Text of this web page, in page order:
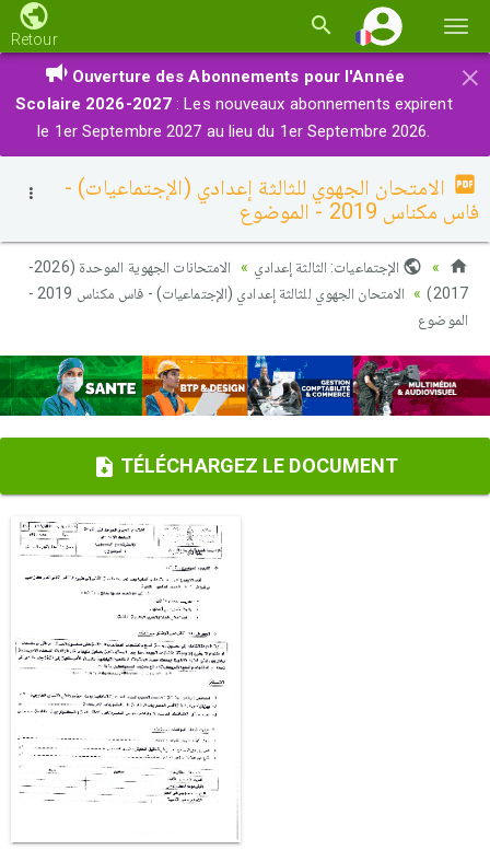
la
Retour
×
Ouverture des Abonnements pour l'Année
Scolaire 2026-2027 : Les nouveaux abonnements expirent
le 1er Septembre 2027 au lieu du 1er Septembre 2026.
الامتحان الجهوي للثالثة إعدادي (الإجتماعيات) -
فاس مكناس 2019 - الموضوع
الإجتماعيات: الثالثة إعدادي
الامتحانات الجهوية الموحدة (2026-
2017)
الامتحان الجهوي للثالثة إعدادي (الإجتماعيات) - فاس مكناس 2019 -
الموضوع
TÉLÉCHARGEZ LE DOCUMENT